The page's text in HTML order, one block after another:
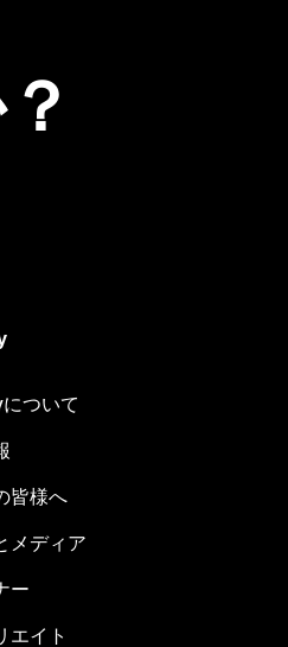
ついて
皆様へ
メディア
ー
エイト